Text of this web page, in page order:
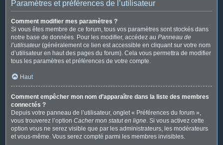
Paramètres et préférences de l’utilisateur
Comment modifier mes paramètres ?
Si vous êtes membre de ce forum, tous vos paramètres sont stockés dans
notre base de données. Pour les modifier, accédez au Panneau de
l’utilisateur(généralement ce lien est accessible en cliquant sur votre nom
d’utilisateur en haut des pages du forum). Cela vous permettra de modifier
tous les paramètres et préférences de votre compte.
Haut
Comment empêcher mon nom d’apparaître dans la liste des membres
connectés ?
Depuis votre panneau de l’utilisateur, onglet « Préférences du forum »,
vous trouverez l’option Cacher mon statut en ligne. Si vous activez cette
option vous ne serez visible que par les administrateurs, les modérateurs
et vous-même. Vous serez compté parmi les membres invisibles.